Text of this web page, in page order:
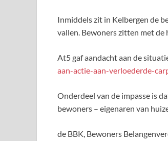
Inmiddels zit in Kelbergen de
vallen. Bewoners zitten met de
At5 gaf aandacht aan de
aan-actie-aan-verloederde-
Onderdeel van de impasse is
bewoners – eigenaren van
de BBK, Bewoners